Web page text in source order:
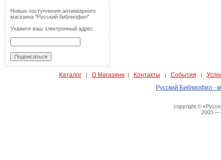
Новые поступления антикварного
магазина "Русский библиофил"
Укажите ваш электронный адрес:
Каталог| О Магазине | Контакты | События |
Русский Библиофил -
copyright ©
2003 —